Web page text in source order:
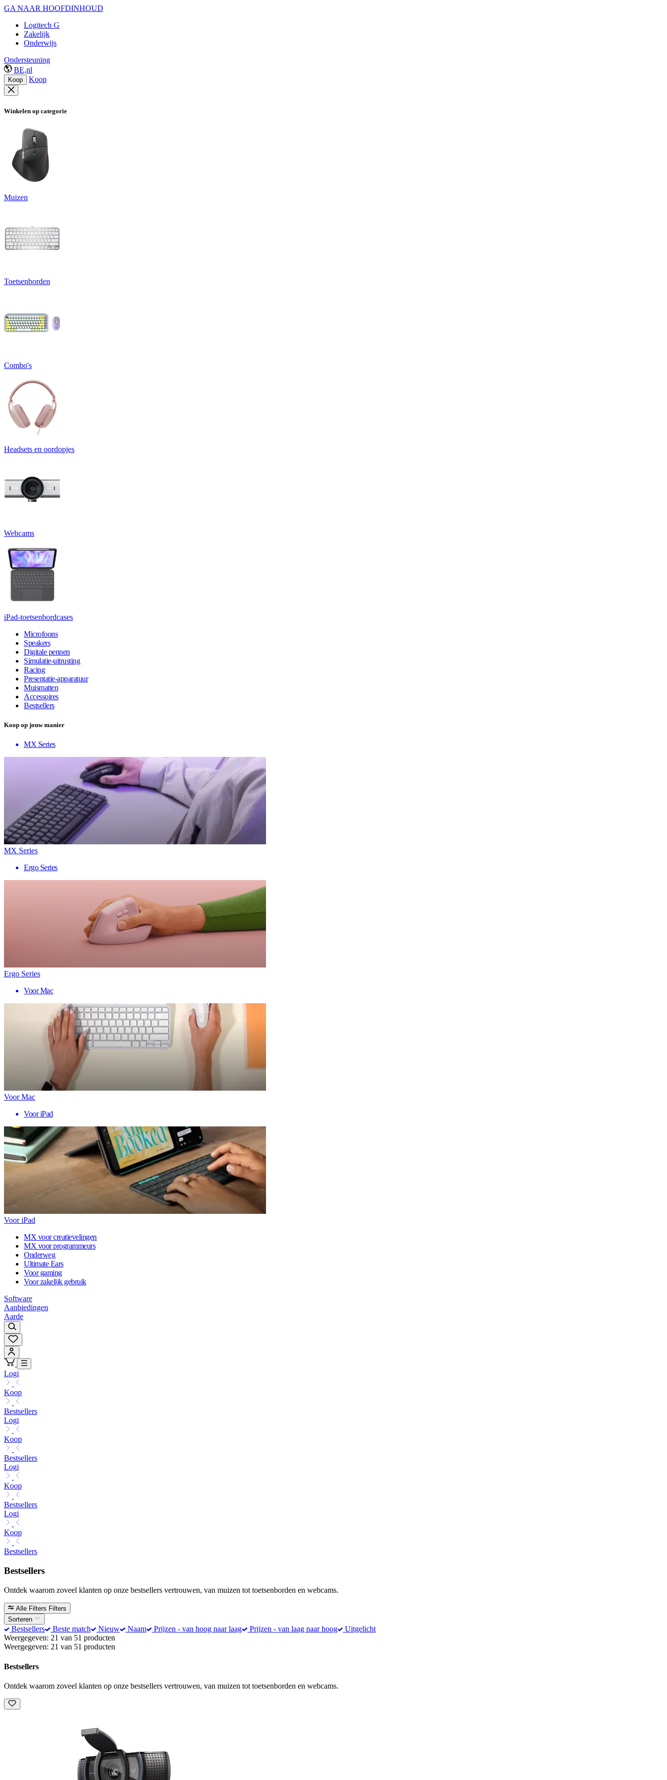
GA NAAR HOOFDINHOUD
Logitech G
Zakelijk
Onderwijs
Ondersteuning
BE,nl
Koop Koop
Winkelen op categorie
Muizen
Toetsenborden
Combo's
Headsets en oordopjes
Webcams
iPad-toetsenbordcases
Microfoons
Speakers
Digitale pennen
Simulatie-uitrusting
Racing
Presentatie-apparatuur
Muismatten
Accessoires
Bestsellers
Koop op jouw manier
MX Series
MX Series
Ergo Series
Ergo Series
Voor Mac
Voor Mac
Voor iPad
Voor iPad
MX voor creatievelingen
MX voor programmeurs
Onderweg
Ultimate Ears
Voor gaming
Voor zakelijk gebruik
Software
Aanbiedingen
Aarde
Logi
Koop
Bestsellers
Logi
Koop
Bestsellers
Logi
Koop
Bestsellers
Logi
Koop
Bestsellers
Bestsellers
Ontdek waarom zoveel klanten op onze bestsellers vertrouwen, van muizen tot toetsenborden en webcams.
Alle Filters Filters
Sorteren
Bestsellers Beste match Nieuw Naam Prijzen - van hoog naar laag Prijzen - van laag naar hoog
Uitgelicht
Weergegeven: 21 van 51 producten
Weergegeven: 21 van 51 producten
Bestsellers
Ontdek waarom zoveel klanten op onze bestsellers vertrouwen, van muizen tot toetsenborden en webcams.